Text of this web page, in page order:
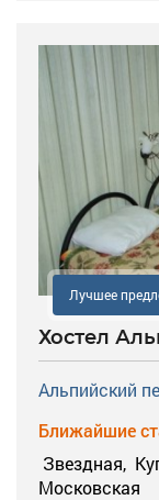
Лучшее
Хостел
Альпийский
Ближайшие
Звездная,
Московская